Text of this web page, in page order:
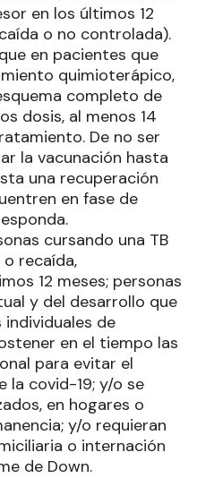
en los últimos 12
o no controlada).
en pacientes que
quimioterápico,
completo de
dosis, al menos 14
De no ser
la vacunación hasta
una recuperación
en fase de
cursando una TB
recaída,
12 meses; personas
y del desarrollo que
de
en el tiempo las
para evitar el
la covid-19; y/o se
en hogares o
y/o requieran
o internación
de Down.